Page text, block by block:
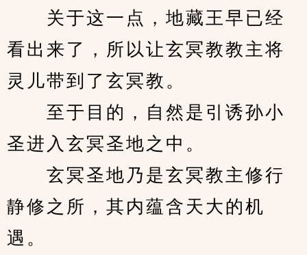
关于这一点，地藏王早已经
看出来了，所以让玄冥教教主将
灵儿带到了玄冥教。
至于目的，自然是引诱孙小
圣进入玄冥圣地之中。
玄冥圣地乃是玄冥教主修行
静修之所，其内蕴含天大的机
遇。